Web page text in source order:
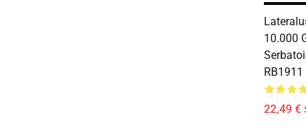
10.000
RB1911
22,49 €